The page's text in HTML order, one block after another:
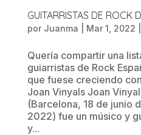
GUITARRISTAS DE ROCK
por Juanma Mar 1, 2022
Quería compartir una
guiarristas de Rock
que fuese creciendo
Joan Vinyals Joan
(Barcelona, 18 de junio
2022) fue un músico y
y...